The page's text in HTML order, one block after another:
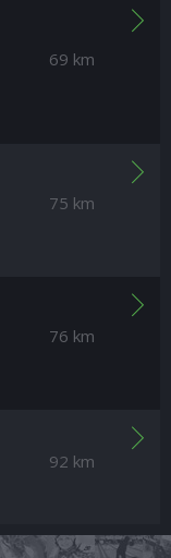
69 km
75 km
76 km
92 km